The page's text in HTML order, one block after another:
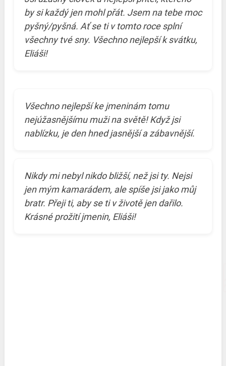
by si každý jen mohl přát. Jsem na tebe moc
pyšný/pyšná. Ať se ti v tomto roce splní
všechny tvé sny. Všechno nejlepší k svátku,
Eliáši!
Všechno nejlepší ke jmeninám tomu
nejúžasnějšímu muži na světě! Když jsi
nablízku, je den hned jasnější a zábavnější.
Nikdy mi nebyl nikdo bližší, než jsi ty. Nejsi
jen mým kamarádem, ale spíše jsi jako můj
bratr. Přeji ti, aby se ti v životě jen dařilo.
Krásné prožití jmenin, Eliáši!